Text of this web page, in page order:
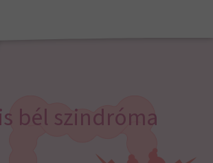
bél szindróma